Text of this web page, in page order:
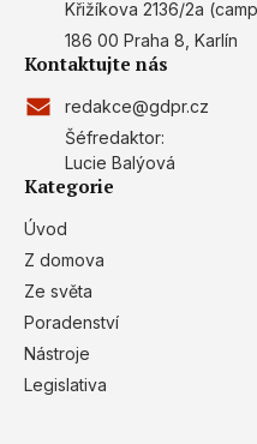
Křižíkova 2136/2a
186 00 Praha 8, Karlín
Kontaktujte nás
redakce@gdpr.cz
Šéfredaktor:
Lucie Balýová
Kategorie
Úvod
Z domova
Ze světa
Poradenství
Nástroje
Legislativa